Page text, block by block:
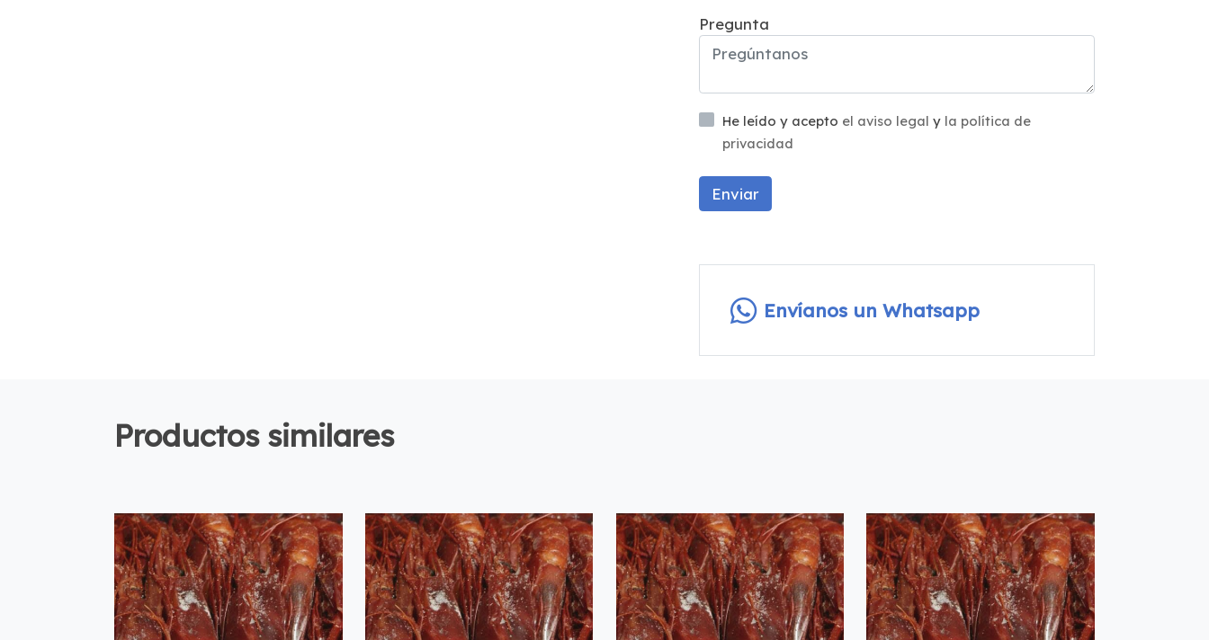
Pregunta
He leído y acepto el aviso legal y la política de
privacidad
Enviar
Envíanos un Whatsapp
Productos similares